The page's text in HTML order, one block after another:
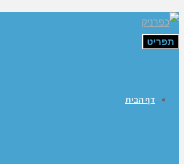
תפריט
דף הבית